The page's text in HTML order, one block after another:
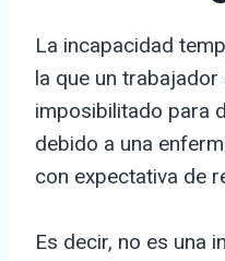
La incapacidad
la que un trabajador
imposibilitado para
debido a una
con expectativa de
Es decir, no es una